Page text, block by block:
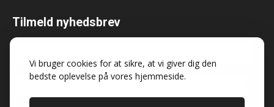
Vi bruger cookies for at sikre, at vi giver dig den
bedste oplevelse på vores hjemmeside.
Tilmeld nyhedsbrev